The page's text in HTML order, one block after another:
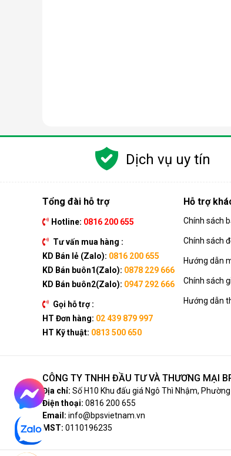
Dịch vụ uy tín
Tổng đài hỗ trợ
Hotline: 0816 200 655
Tư vấn mua hàng :
KD Bán lẻ (Zalo): 0816 200 655
KD Bán buôn1(Zalo): 0878 229 666
KD Bán buôn2(Zalo): 0947 292 666
Gọi hỗ trợ :
HT Đơn hàng: 02 439 879 997
HT Kỹ thuật: 0813 500 650
Hỗ trợ
Chính sách
Chính sách
Hướng dẫn
Chính sách
Hướng dẫn
CÔNG TY TNHH ĐẦU TƯ VÀ THƯƠNG MẠI
Địa chỉ: Số H10 Khu đấu giá Ngô Thì Nhậm,
Điện thoại: 0816 200 655
Email: info@bpsvietnam.vn
MST: 0110196235